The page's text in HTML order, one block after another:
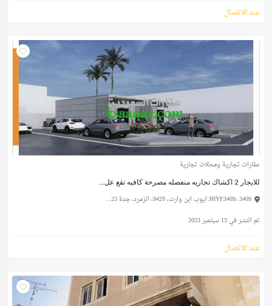
عند الاتصال
عقارات تجارية ومحلات تجارية
للايجار 2 اكشاك تجاريه منفصله مصرحة كافيه تقع عل...
JHYF3409، 3409 ايوب ابن وارث، 9429، الزمرد، جدة 23...
تم النشر في 13 سبتمبر 2023
عند الاتصال